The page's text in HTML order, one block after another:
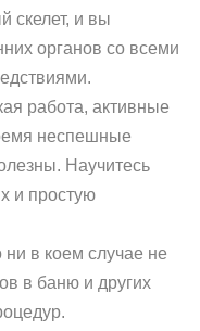
скелет, и вы
органов со всеми
работа, активные
неспешные
Научитесь
и простую
ни в коем случае не
в баню и других